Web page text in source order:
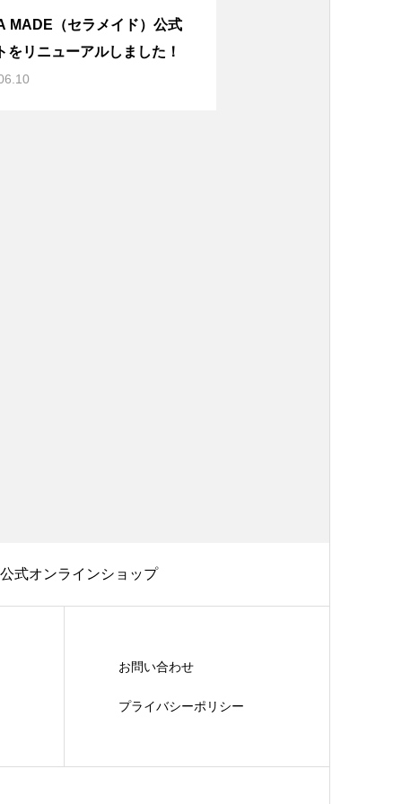
MADE（セラメイド）公式
をリニューアルしました！
公式オンラインショップ
お問い合わせ
プライバシーポリシー